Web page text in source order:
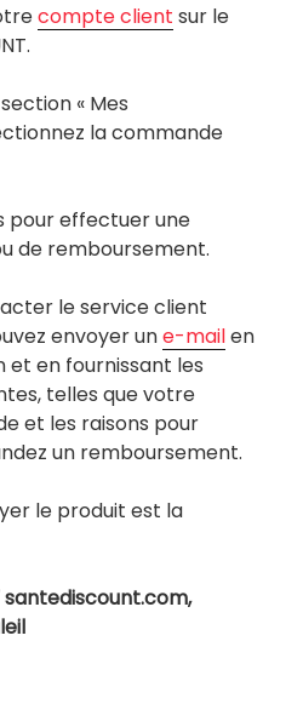
compte client sur le
« Mes
la commande
pour effectuer une
de remboursement.
le service client
envoyer une-mailen
et en fournissant les
telles que votre
et les raisons pour
un remboursement.
le produit est la
santediscount.com,